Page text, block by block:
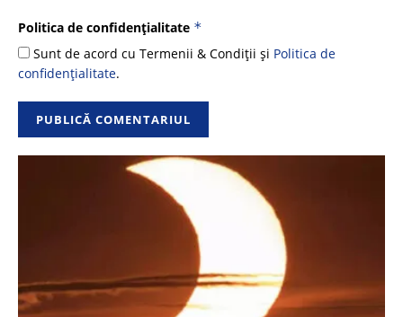
Politica de confidențialitate *
Sunt de acord cu Termenii & Condiții și Politica de
confidențialitate.